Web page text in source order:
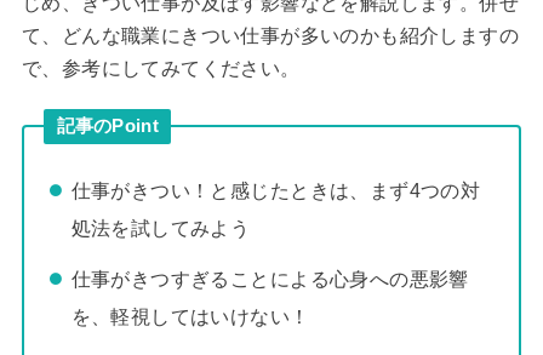
て、どんな職業にきつい仕事が多いのかも紹介しますの
で、参考にしてみてください。
記事のPoint
仕事がきつい！と感じたときは、まず4つの対
処法を試してみよう
仕事がきつすぎることによる心身への悪影響
を、軽視してはいけない！